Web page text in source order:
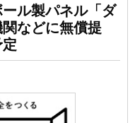
ル製パネル「ダ
などに無償提